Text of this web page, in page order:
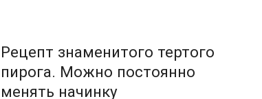
Рецепт знаменитого тертого
пирога. Можно постоянно
менять начинку